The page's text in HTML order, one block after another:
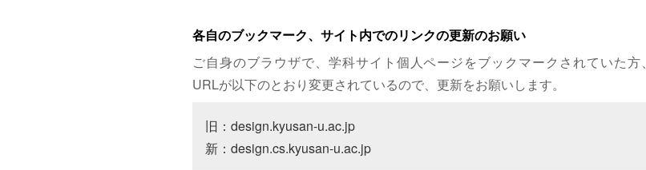
各自のブックマーク、サイト内でのリンクの更新のお願い
ご自身のブラウザで、学科サイト個人ページをブックマークされていた方、
URLが以下のとおり変更されているので、更新をお願いします。
旧：design.kyusan-u.ac.jp
新：design.cs.kyusan-u.ac.jp